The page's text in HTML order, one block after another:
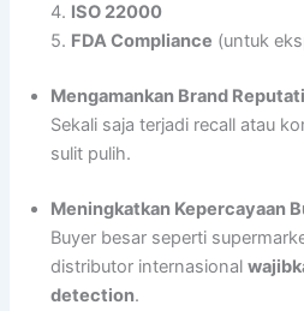
4. ISO 22000
5. FDA Compliance (untuk
Mengamankan Brand
Sekali saja terjadi recall atau
sulit pulih.
Meningkatkan Kepercayaan
Buyer besar seperti
distributor internasional
detection.